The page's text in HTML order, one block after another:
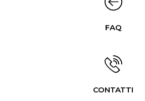
FAQ
CONTATTI